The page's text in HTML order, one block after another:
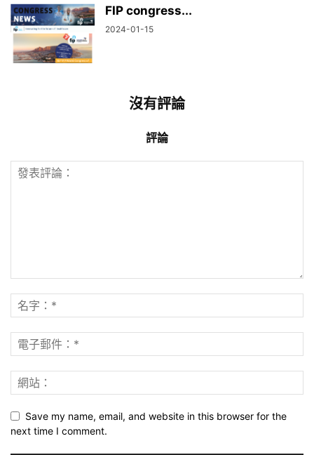
FIP congress...
2024-01-15
沒有評論
評論
Save my name, email, and website in this browser for the
next time I comment.